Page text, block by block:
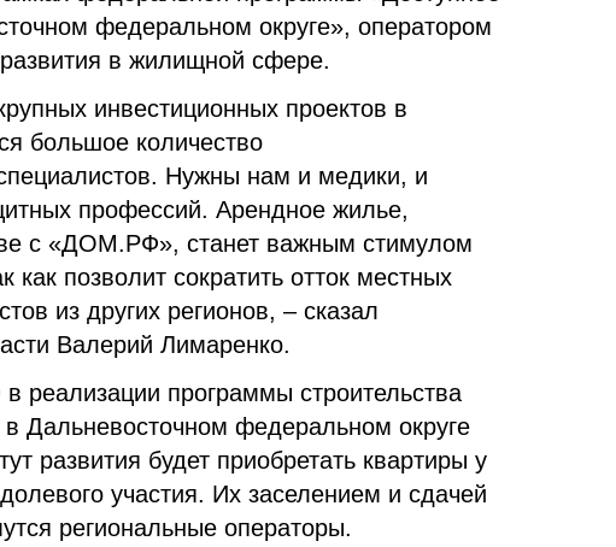
федеральном округе», оператором
развития в жилищной сфере.
инвестиционных проектов в
большое количество
Нужны нам и медики, и
профессий. Арендное жилье,
с «ДОМ.РФ», станет важным стимулом
как позволит сократить отток местных
из других регионов, – сказал
Валерий Лимаренко.
программы строительства
в Дальневосточном федеральном округе
развития будет приобретать квартиры у
участия. Их заселением и сдачей
региональные операторы.